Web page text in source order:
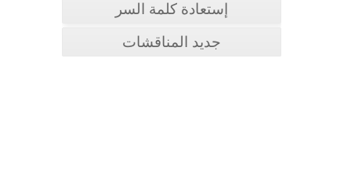
إستعادة كلمة السر
جديد المناقشات